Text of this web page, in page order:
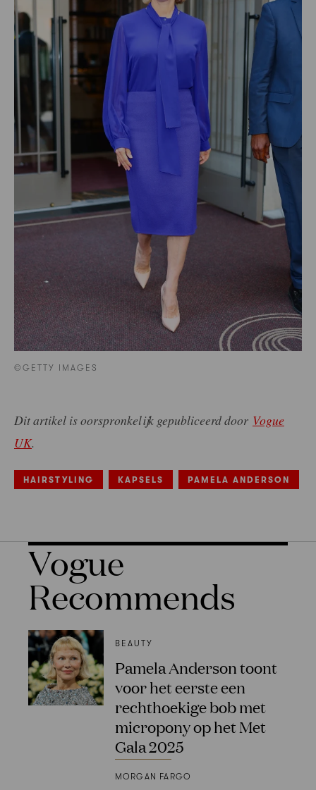
©GETTY IMAGES
Dit artikel is oorspronkelijk gepubliceerd door Vogue
UK.
HAIRSTYLING KAPSELS PAMELA ANDERSON
Vogue
Recommends
BEAUTY
Pamela Anderson toont
voor het eerste een
rechthoekige bob met
micropony op het Met
Gala 2025
MORGAN FARGO